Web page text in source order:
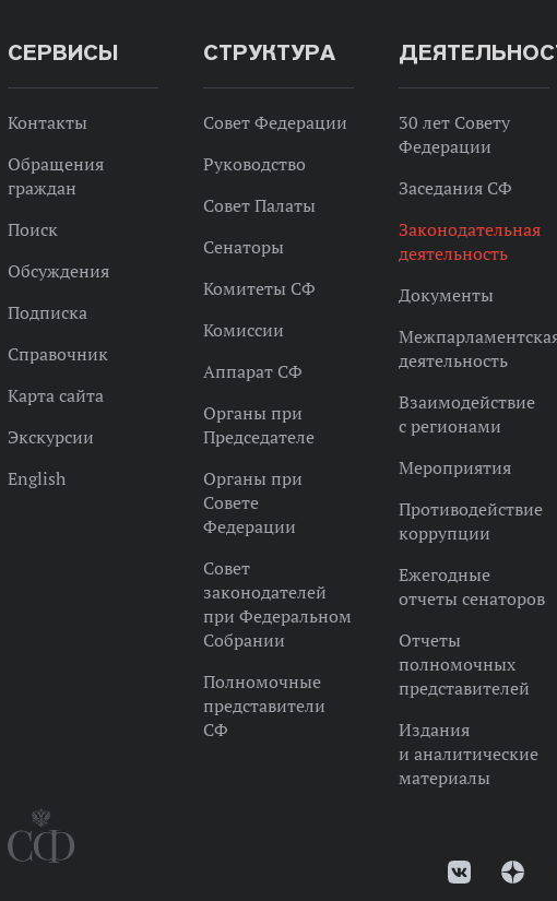
СЕРВИСЫ
Контакты
Обращения
граждан
Поиск
Обсуждения
Подписка
Справочник
Карта сайта
Экскурсии
English
СТРУКТУРА
Совет Федерации
Руководство
Совет Палаты
Сенаторы
Комитеты СФ
Комиссии
Аппарат СФ
Органы при
Председателе
Органы при
Совете
Федерации
Совет
законодателей
при Федеральном
Собрании
Полномочные
представители
СФ
30 лет Совету
Федерации
Заседания СФ
Законодательная
деятельность
Документы
деятельность
Взаимодействие
с регионами
Мероприятия
Противодействие
коррупции
Ежегодные
отчеты сенаторов
Отчеты
полномочных
представителей
Издания
и аналитические
материалы